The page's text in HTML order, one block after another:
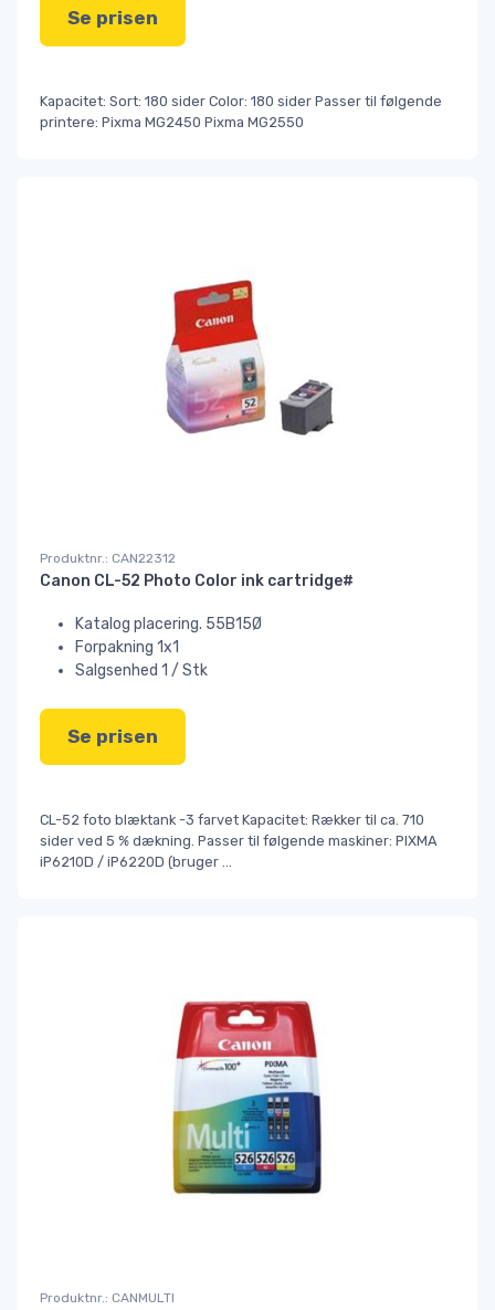
Se prisen
Kapacitet: Sort: 180 sider Color: 180 sider Passer til følgende
printere: Pixma MG2450 Pixma MG2550
Produktnr.: CAN22312
Canon CL-52 Photo Color ink cartridge#
Katalog placering. 55B15Ø
Forpakning 1x1
Salgsenhed 1 / Stk
Se prisen
CL-52 foto blæktank -3 farvet Kapacitet: Rækker til ca. 710
sider ved 5 % dækning. Passer til følgende maskiner: PIXMA
iP6210D / iP6220D (bruger ...
Produktnr.: CANMULTI